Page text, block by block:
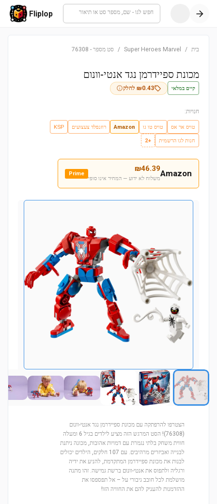
חפש לגו - שם, מספר סט או תיאור Fliplop
בית /
Super Heroes Marvel
/ סט מספר -
76308
מכונת ספיידרמן נגד אנטי-וונום
קיים במלאי ₪0.43 לחלק
חנויות:
טויס אר אס טויס טו גו Amazon רוזנפלד צעצועים
KSP
חנות לגו הרשמית
+2
Amazon
₪46.39
משלוח לא ידוע — המחיר אינו סופי
Prime
הצטרפו להרפתקה עם מכונת ספיידרמן נגד אנטי-וונום
(76308)! הסט המרגש הזה מציע לילדים בגיל 6 ומעלה
חווית משחק בלתי נגמרת עם דמויות אהובות, מכונה ניתנת
לבנייה ואביזרים מרהיבים. עם 107 חלקים, הילדים יכולים
לבנות את מכונת ספיידרמן המתקדמת, להניע את ידיה
ורגליה ולתפוס את אנטי-וונום ברשת גמישה. זהו מתנה
מושלמת לכל חובב גיבורי על – אל תפספסו את
ההזדמנות להעניק להם את החוויה הזו!